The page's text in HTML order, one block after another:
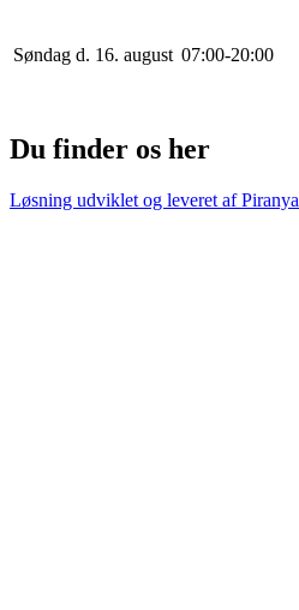
Søndag d. 16. august 07:00-20:00
Du finder os her
Løsning udviklet og leveret afPiranya